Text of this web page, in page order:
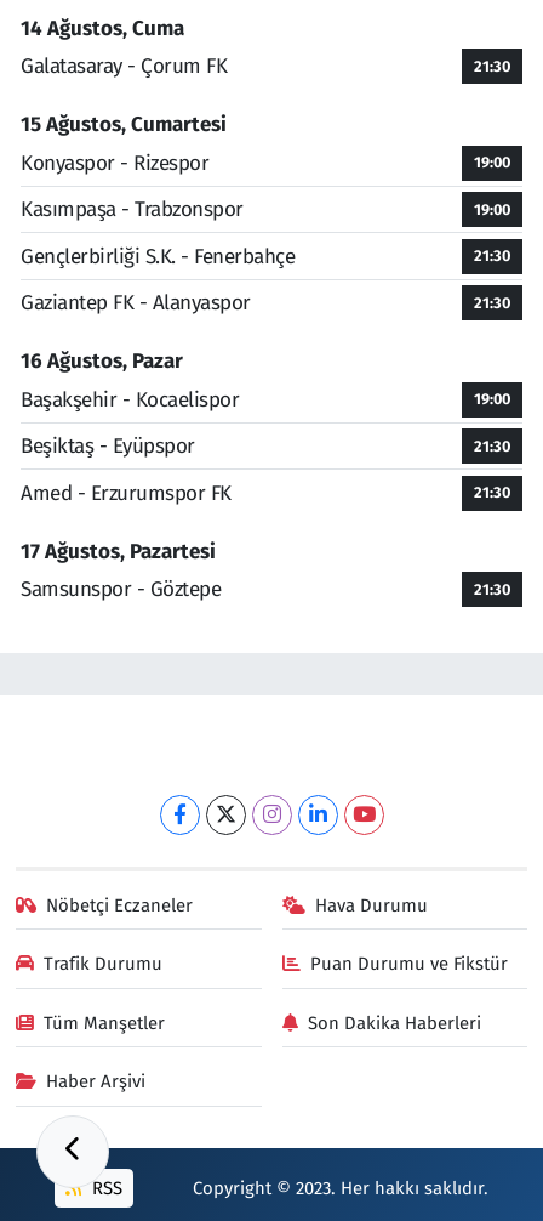
14 Ağustos, Cuma
Galatasaray - Çorum FK
21:30
15 Ağustos, Cumartesi
Konyaspor - Rizespor
19:00
Kasımpaşa - Trabzonspor 19:00
Gençlerbirliği S.K. - Fenerbahçe 21:30
Gaziantep FK - Alanyaspor 21:30
16 Ağustos, Pazar
Başakşehir - Kocaelispor
19:00
Beşiktaş - Eyüpspor 21:30
Amed - Erzurumspor FK 21:30
17 Ağustos, Pazartesi
Samsunspor - Göztepe
21:30
Nöbetçi Eczaneler Hava Durumu
Trafik Durumu Puan Durumu ve Fikstür
Tüm Manşetler Son Dakika Haberleri
Haber Arşivi
RSS Copyright © 2023. Her hakkı saklıdır.